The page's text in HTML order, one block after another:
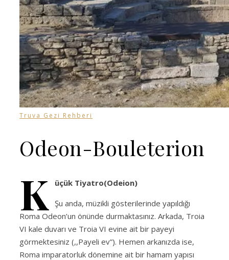
Truva Gezi Rehberi
Odeon-Bouleterion
K
üçük Tiyatro(Odeion)
Şu anda, müzikli gösterilerinde yapıldığı
Roma Odeon’un önünde durmaktasınız. Arkada, Troia
VI kale duvarı ve Troia VI evine ait bir payeyi
görmektesiniz (,,Payeli ev”). Hemen arkanızda ise,
Roma imparatorluk dönemine ait bir hamam yapısı